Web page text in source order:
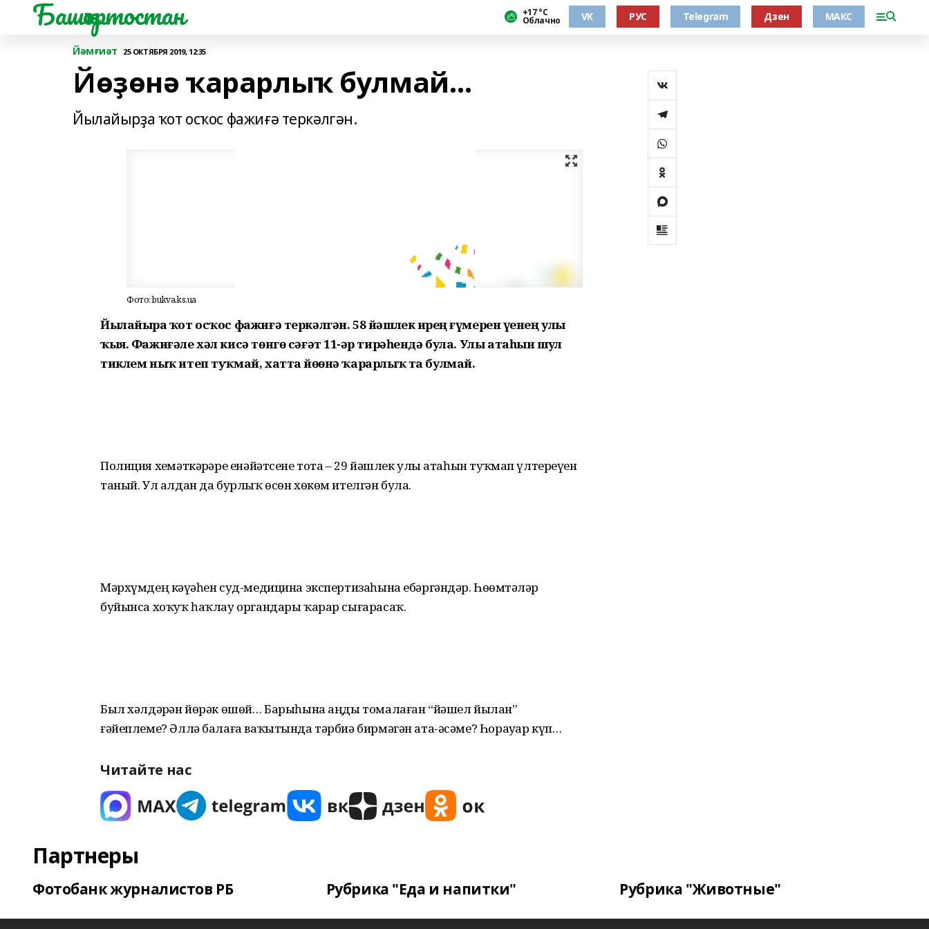
Башҡортостан +17 °С
Облачно VK РУС Telegram Дзен МАКС
Йәмғиәт 25 ОКТЯБРЯ 2019, 12:35
Йөҙөнә ҡарарлыҡ булмай…
Йылайырҙа ҡот осҡос фажиғә теркәлгән.
Фото: bukva.ks.ua
Йылайырҙа ҡот осҡос фажиғә теркәлгән. 58 йәшлек ирҙең ғүмерен үҙенең улы
ҡыя. Фажиғәле хәл кисә төнгө сәғәт 11-ҙәр тирәһендә була. Улы атаһын шул
тиклем ныҡ итеп туҡмай, хатта йөҙөнә ҡарарлыҡ та булмай.
Полиция хеҙмәткәрҙәре енәйәтсене тота – 29 йәшлек улы атаһын туҡмап үлтереүен
таный. Ул алдан да бурлыҡ өсөн хөкөм ителгән була.
Мәрхүмдең кәүҙәһен суд-медицина экспертизаһына ебәргәндәр. Һөҙөмтәләр
буйынса хоҡуҡ һаҡлау органдары ҡарар сығарасаҡ.
Был хәлдәрҙән йөрәк өшөй… Барыһына аңды томалаған “йәшел йылан”
ғәйеплеме? Әллә балаға ваҡытында тәрбиә бирмәгән ата-әсәме? Һорауҙар күп…
Читайте нас
Партнеры
Фотобанк журналистов РБ Рубрика "Еда и напитки" Рубрика "Животные"